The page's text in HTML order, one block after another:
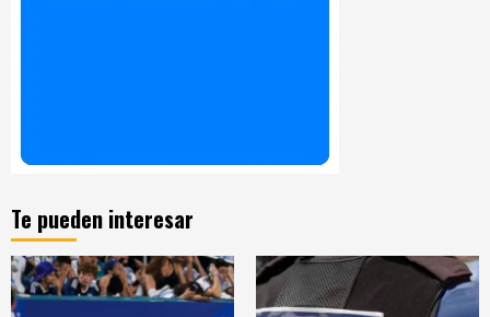
Te pueden interesar